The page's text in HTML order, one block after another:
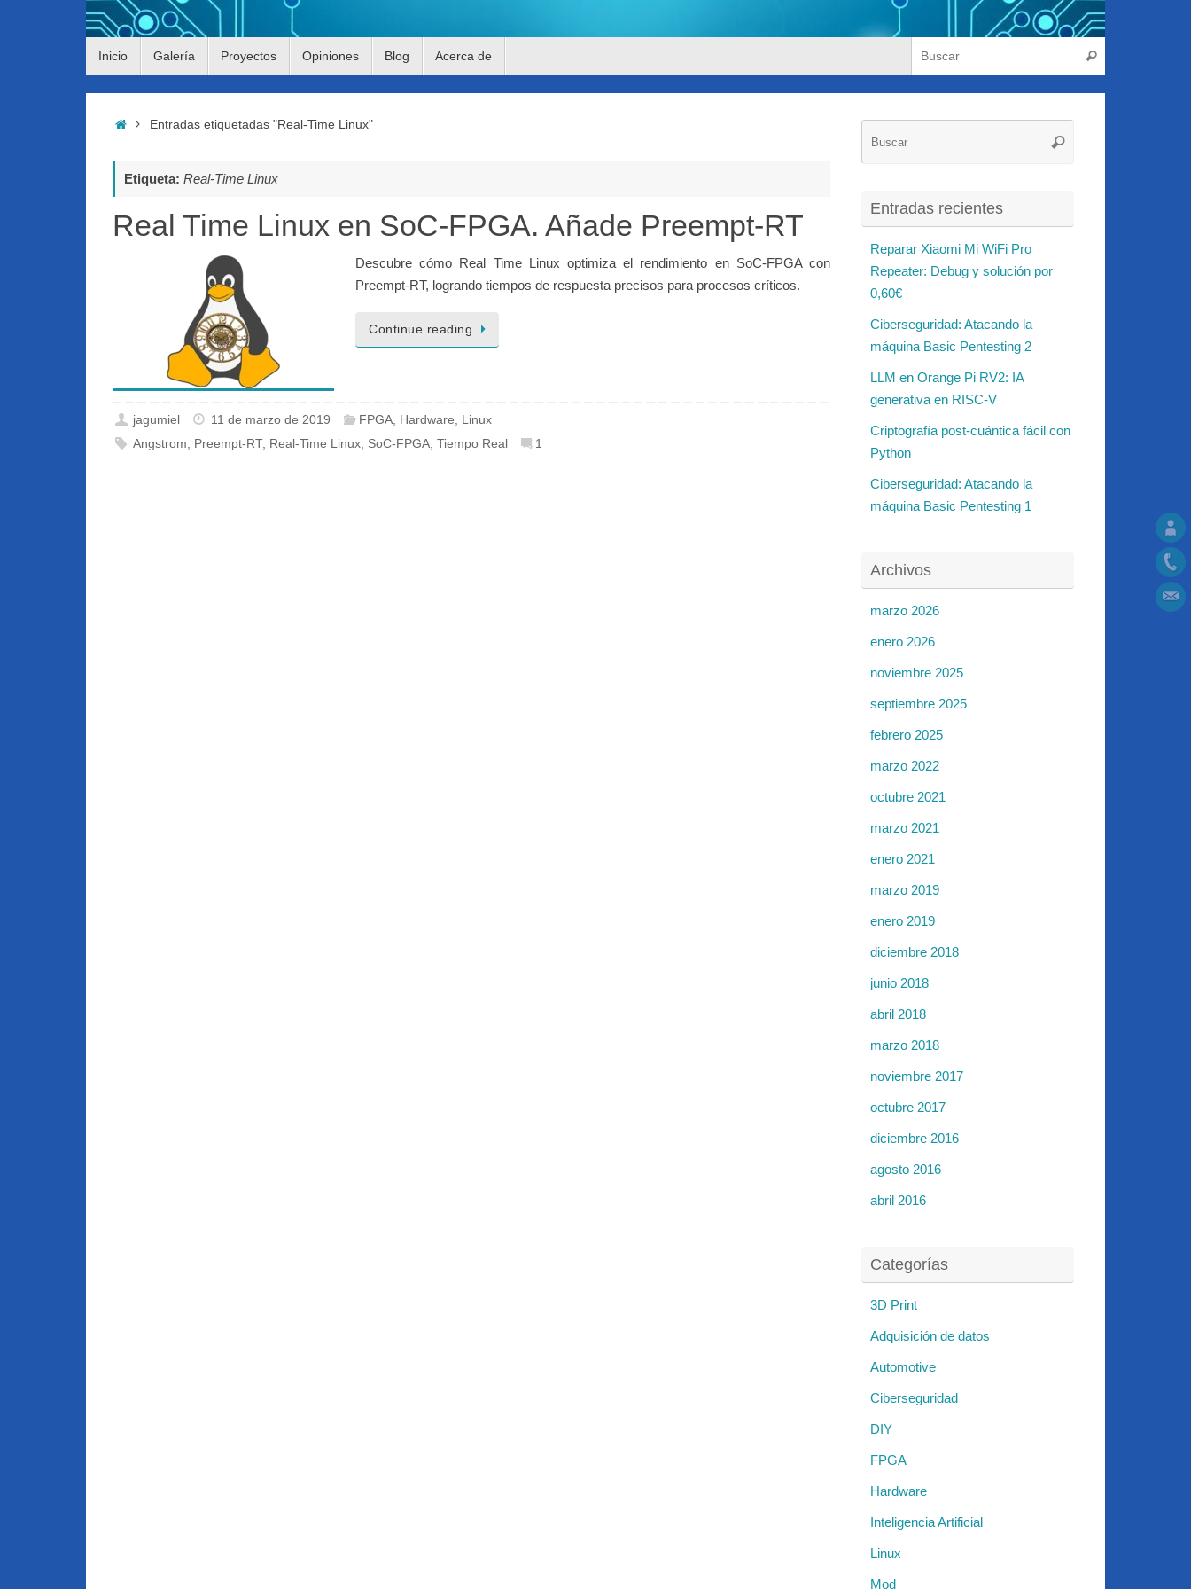
Inicio Galería Proyectos Opiniones Blog Acerca de Buscar
InicioEntradas etiquetadas "Real-Time Linux"
Etiqueta: Real-Time Linux
Real Time Linux en SoC-FPGA. Añade Preempt-RT
Descubre cómo Real Time Linux optimiza el rendimiento en SoC-FPGA con
Preempt-RT, logrando tiempos de respuesta precisos para procesos críticos.
Continue reading
jagumiel 11 de marzo de 2019 FPGA, Hardware, Linux
Angstrom, Preempt-RT, Real-Time Linux, SoC-FPGA,Tiempo Real 1
Buscar
Entradas recientes
Reparar Xiaomi Mi WiFi Pro
Repeater: Debug y solución por
0,60€
Ciberseguridad: Atacando la
máquina Basic Pentesting 2
LLM en Orange Pi RV2: IA
generativa en RISC-V
Criptografía post-cuántica fácil con
Python
Ciberseguridad: Atacando la
máquina Basic Pentesting 1
Archivos
marzo 2026
enero 2026
noviembre 2025
septiembre 2025
febrero 2025
marzo 2022
octubre 2021
marzo 2021
enero 2021
marzo 2019
enero 2019
diciembre 2018
junio 2018
abril 2018
marzo 2018
noviembre 2017
octubre 2017
diciembre 2016
agosto 2016
abril 2016
Categorías
3D Print
Adquisición de datos
Automotive
Ciberseguridad
DIY
FPGA
Hardware
Inteligencia Artificial
Linux
Mod